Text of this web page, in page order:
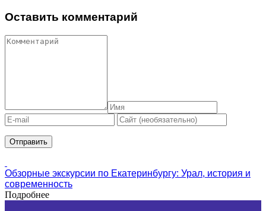
Оставить комментарий
Обзорные экскурсии по Екатеринбургу: Урал, история и
современность
Подробнее